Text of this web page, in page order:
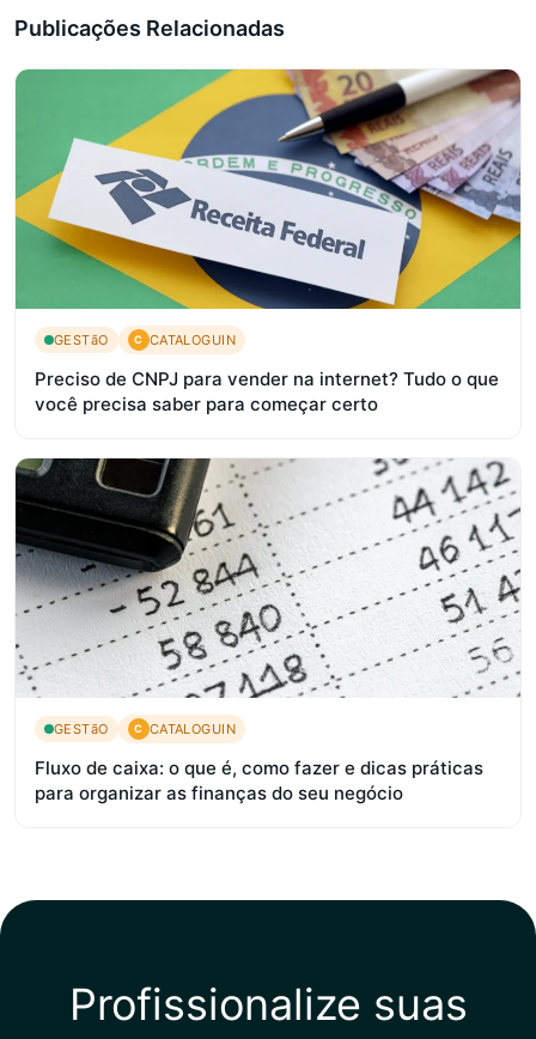
Publicações Relacionadas
GESTãO C CATALOGUIN
Preciso de CNPJ para vender na internet? Tudo o que
você precisa saber para começar certo
GESTãO C CATALOGUIN
Fluxo de caixa: o que é, como fazer e dicas práticas
para organizar as finanças do seu negócio
Profissionalize suas